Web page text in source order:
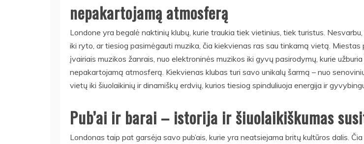
nepakartojamą atmosferą
Londone yra begalė naktinių klubų, kurie traukia tiek vietinius, tiek turistus.
iki ryto, ar tiesiog pasimėgauti muzika, čia kiekvienas ras sau tinkamą vietą. Miestas
įvairiais muzikos žanrais, nuo elektroninės muzikos iki gyvų pasirodymų, kurie užburia
nepakartojamą atmosferą. Kiekvienas klubas turi savo unikalų šarmą – nuo
vietų iki šiuolaikinių ir dinamiškų erdvių, kurios tiesiog spinduliuoja energija ir
Pub’ai ir barai – istorija ir šiuolaikiškumas
Londonas taip pat garsėja savo pub’ais, kurie yra neatsiejama britų kultūros dalis.